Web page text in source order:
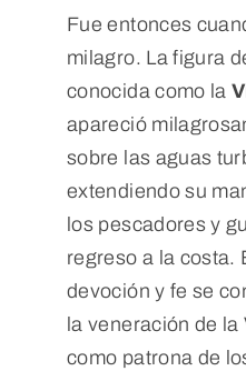
Fue entonces
milagro. La figura
conocida como la
apareció
sobre las aguas
extendiendo su
los pescadores y
regreso a la costa.
devoción y fe se
la veneración de la
como patrona de